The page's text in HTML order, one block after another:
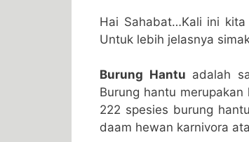
Hai Sahabat…Kali ini
Untuk lebih jelasnya
Burung Hantu adalah
Burung hantu
222 spesies burung
daam hewan karnivora